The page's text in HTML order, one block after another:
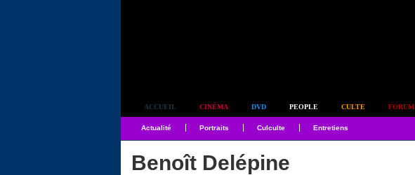
ACCUEIL CINÉMA DVD PEOPLE CULTE FORUM
Actualité Portraits Culculte Entretiens
Benoît Delépine